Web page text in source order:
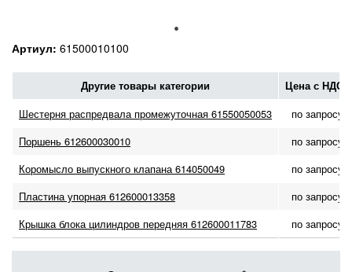
Артиул: 61500010100
Другие товары категории Цена с НДС
Шестерня распредвала промежуточная 61550050053
по запросу
Поршень 612600030010
по запросу
Коромысло выпускного клапана 614050049
по запросу
Пластина упорная 612600013358
по запросу
Крышка блока цилиндров передняя 612600011783
по запросу